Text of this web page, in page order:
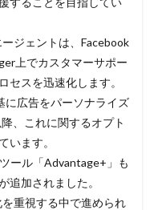
ジェントは、Facebook
上でカスタマーサポー
セスを迅速化します。
に広告をパーソナライズ
、これに関するオプト
います。
ール「Advantage+」も
追加されました。
重視する中で進められ